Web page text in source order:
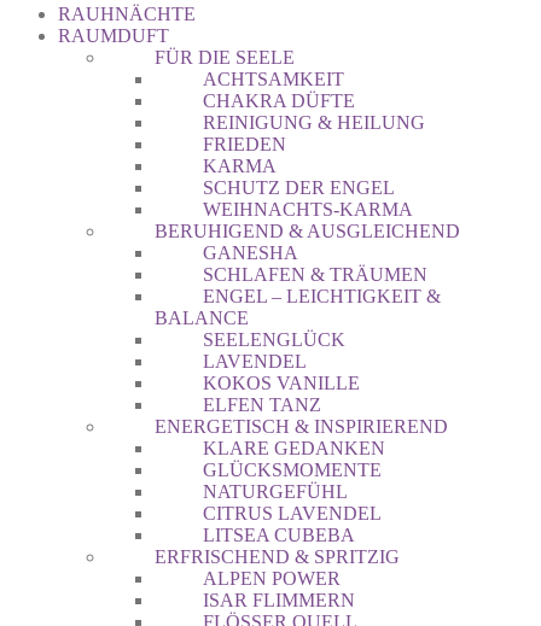
RAUHNÄCHTE
RAUMDUFT
FÜR DIE SEELE
ACHTSAMKEIT
CHAKRA DÜFTE
REINIGUNG & HEILUNG
FRIEDEN
KARMA
SCHUTZ DER ENGEL
WEIHNACHTS-KARMA
BERUHIGEND & AUSGLEICHEND
GANESHA
SCHLAFEN & TRÄUMEN
ENGEL – LEICHTIGKEIT &
BALANCE
SEELENGLÜCK
LAVENDEL
KOKOS VANILLE
ELFEN TANZ
ENERGETISCH & INSPIRIEREND
KLARE GEDANKEN
GLÜCKSMOMENTE
NATURGEFÜHL
CITRUS LAVENDEL
LITSEA CUBEBA
ERFRISCHEND & SPRITZIG
ALPEN POWER
ISAR FLIMMERN
FLÖSSER QUELL